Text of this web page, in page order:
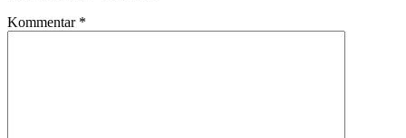
Kommentar *